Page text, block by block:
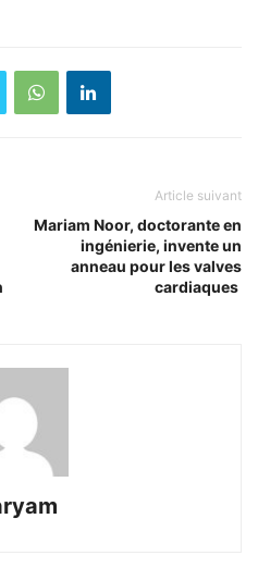
Article suivant
Mariam Noor, doctorante en
ingénierie, invente un
anneau pour les valves
cardiaques